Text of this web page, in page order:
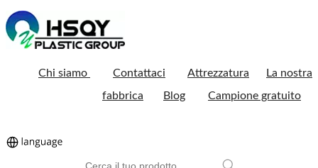
Chi siamo Contattaci Attrezzatura
La nostra
fabbrica
Blog Campione gratuito